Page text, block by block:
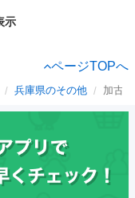
示
ページTOPへ
兵庫県のその他 加古